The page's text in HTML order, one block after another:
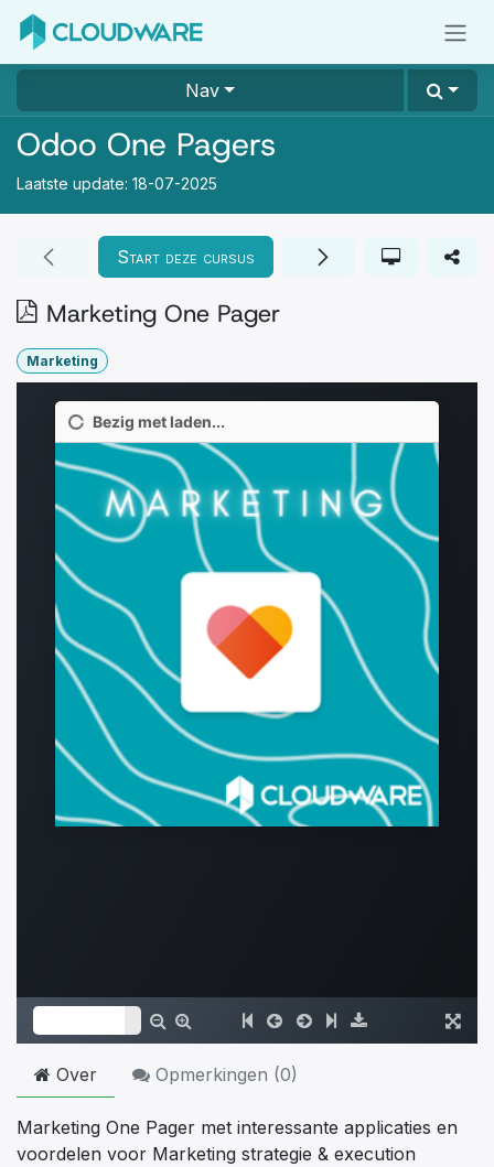
Overslaan naar inhoud
Nav
Odoo One Pagers
Laatste update: 18-07-2025
Marketing One Pager
Start deze cursus
Marketing
Over Opmerkingen (0)
Marketing One Pager met interessante applicaties en
voordelen voor Marketing strategie & execution